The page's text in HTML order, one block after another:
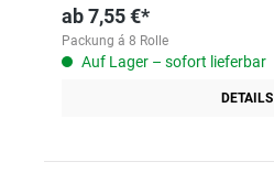
ab7,55 €*
Packung á 8 Rolle
Auf Lager – sofort lieferbar
DETAILS